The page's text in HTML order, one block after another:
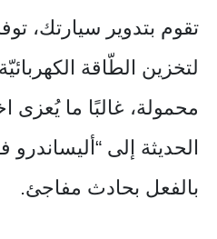
تقوم بتدوير سيارتك،
لتخزين الطّاقة
محمولة، غالبًا ما يُعزى
الحديثة إلى “أليساندرو
بالفعل بحادث مفاجئ.